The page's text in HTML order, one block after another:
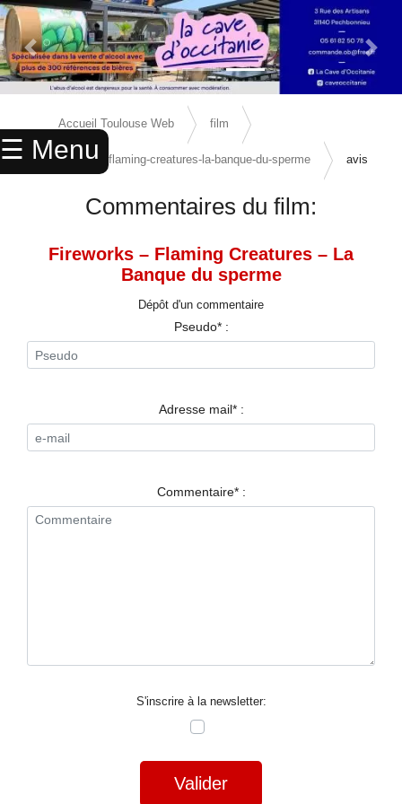
☰ Menu
× ACCUEIL
ANNUAIRE
CINEMA
MARIAGES
SPECTACLES
Previous Slide Next
Accueil Toulouse Web film
fireworks-flaming-creatures-la-banque-du-sperme avis
Commentaires du film:
Fireworks – Flaming Creatures – La
Banque du sperme
Dépôt d'un commentaire
Pseudo* :
Adresse mail* :
Commentaire* :
S'inscrire à la newsletter:
Valider